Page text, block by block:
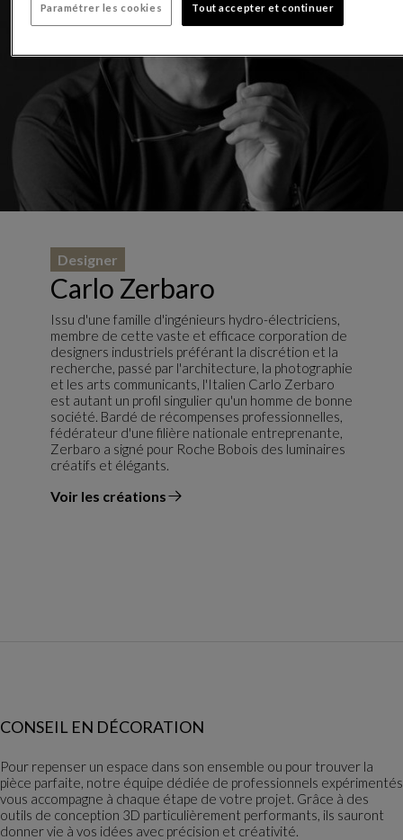
Carlo Zerbaro
Designer
Issu d'une famille d'ingénieurs hydro-électriciens,
membre de cette vaste et efficace corporation de
designers industriels préférant la discrétion et la
recherche, passé par l'architecture, la photographie
et les arts communicants, l'Italien Carlo Zerbaro
est autant un profil singulier qu'un homme de bonne
société. Bardé de récompenses professionnelles,
fédérateur d'une filière nationale entreprenante,
Zerbaro a signé pour Roche Bobois des luminaires
créatifs et élégants.
Voir les créations
du designer
CONSEIL EN DÉCORATION
Pour repenser un espace dans son ensemble ou pour trouver la
pièce parfaite, notre équipe dédiée de professionnels expérimentés
vous accompagne à chaque étape de votre projet. Grâce à des
outils de conception 3D particulièrement performants, ils sauront
donner vie à vos idées avec précision et créativité.
Paramétrer les cookies Tout accepter et continuer